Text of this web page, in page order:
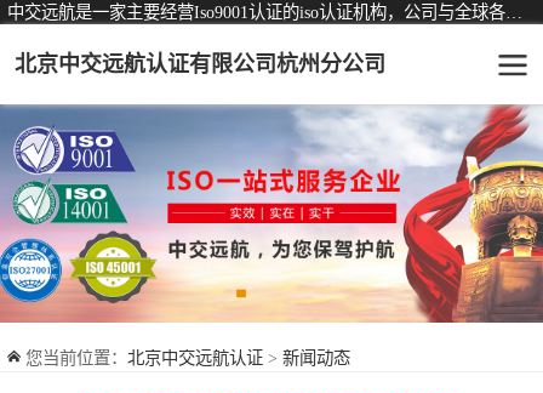
北京中交远航认证有限公司杭州分公司
您当前位置： 北京中交远航认证 > 新闻动态
认证服务 可从事认证业务一览表
ISO9001质量管理体系认证
ISO14001环境管理体系认证
ISO45001职业健康安全管理体系认证
交通运输服务认证